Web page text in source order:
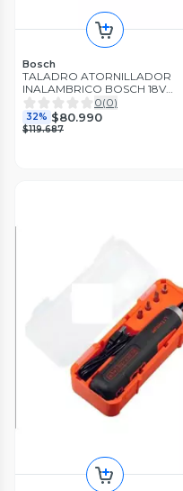
Bosch
TALADRO ATORNILLADOR
INALAMBRICO BOSCH 18V
GSR 180-LI
0(0)
32% $80.990
$119.687